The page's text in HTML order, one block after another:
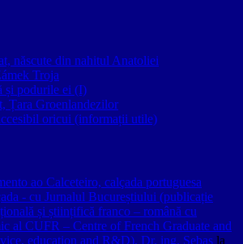
născute din nahitul Anatoliei
Troja
și podurile ei (I)
Țara Groenlandezilor
oricui (informații utile)
ao Calceteiro, calçada portuguesa
- cu Jurnalul Bucureștiului (publicație
și științifică franco – română cu
al CUFR – Centre of French Graduate and
education and R&D). Dr. ing. Sebas la